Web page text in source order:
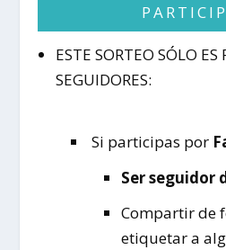
ESTE SORTEO SÓLO ES
SEGUIDORES:
Si participas por
Ser seguidor
Compartir de
etiquetar a